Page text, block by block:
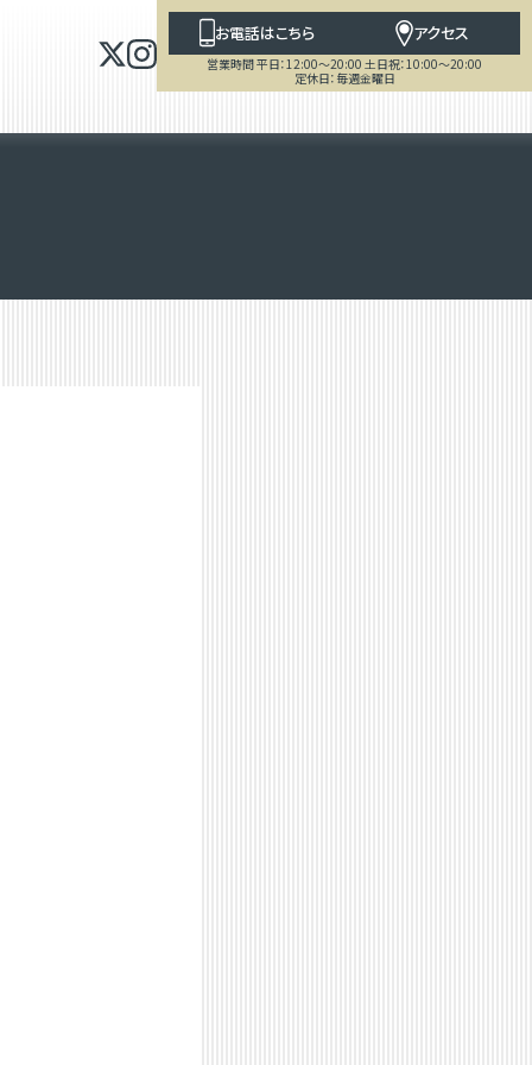
お電話はこちら アクセス
営業時間 平日：12:00～20:00 土日祝：10:00～20:00
定休日：毎週金曜日